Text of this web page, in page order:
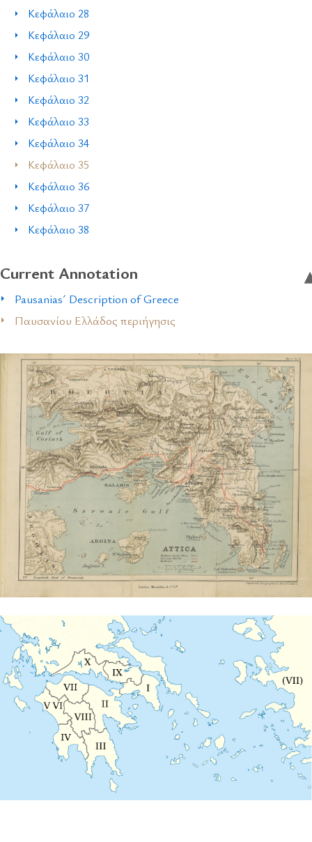
Κεφάλαιο 28
Κεφάλαιο 29
Κεφάλαιο 30
Κεφάλαιο 31
Κεφάλαιο 32
Κεφάλαιο 33
Κεφάλαιο 34
Κεφάλαιο 35
Κεφάλαιο 36
Κεφάλαιο 37
Κεφάλαιο 38
Current Annotation
Pausanias´ Description of Greece
Παυσανίου Ελλάδος περιήγησις